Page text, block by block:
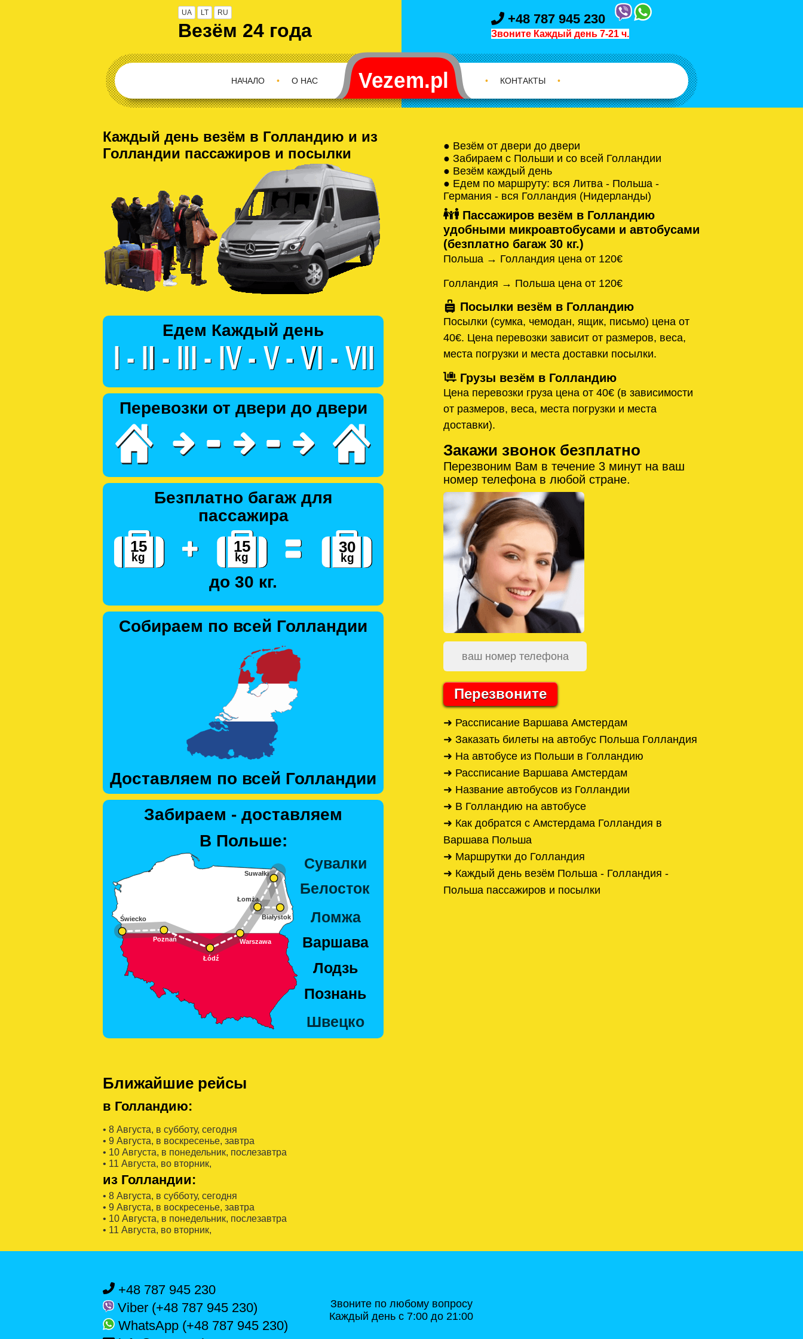
UA LT RU
Везём 24 года
+48 787 945 230
Звоните Каждый день 7-21 ч.
О НАС
•
НАЧАЛО • КОНТАКТЫ •
Каждый день везём в Голландию и из
Голландии пассажиров и посылки
Едем Каждый день
Перевозки от двери до двери
Безплатно багаж для
пассажира
до 30 кг.
Собираем по всей Голландии
Доставляем по всей Голландии
Забираем - доставляем
В Польше:
Ближайшие рейсы
в Голландию:
• 8 Августa, в субботу, сегодня
• 9 Августa, в воскресенье, завтра
• 10 Августa, в понедельник, послезавтра
• 11 Августa, во вторник,
из Голландии:
• 8 Августa, в субботу, сегодня
• 9 Августa, в воскресенье, завтра
• 10 Августa, в понедельник, послезавтра
• 11 Августa, во вторник,
● Везём от двери до двери
● Забираем с Польши и со всей Голландии
● Везём каждый день
● Едем по маршруту: вся Литва - Польша -
Германия - вся Голландия (Нидерланды)
Пассажиров везём в Голландию
удобными микроавтобусами и автобусами
(безплатно багаж 30 кг.)
Польша → Голландия цена от 120€
Голландия → Польша цена от 120€
Посылки везём в Голландию
Посылки (сумка, чемодан, ящик, письмо) цена от
40€. Цена перевозки зависит от размеров, веса,
места погрузки и места доставки посылки.
Грузы везём в Голландию
Цена перевозки груза цена от 40€ (в зависимости
от размеров, веса, места погрузки и места
доставки).
Закажи звонок безплатно
Перезвоним Вам в течение 3 минут на ваш
номер телефона в любой стране.
Перезвоните
➜ Рассписание Варшава Амстердам
➜ Заказать билеты на автобус Польша Голландия
➜ На автобусе из Польши в Голландию
➜ Рассписание Варшава Амстердам
➜ Название автобусов из Голландии
➜ В Голландию на автобусе
➜ Как добратся с Амстердама Голландия в
Варшава Польша
➜ Маршрутки до Голландия
➜ Каждый день везём Польша - Голландия -
Польша пассажиров и посылки
+48 787 945 230
Viber (+48 787 945 230)
WhatsApp (+48 787 945 230)
Звоните по любому вопросу
Каждый день с 7:00 до 21:00